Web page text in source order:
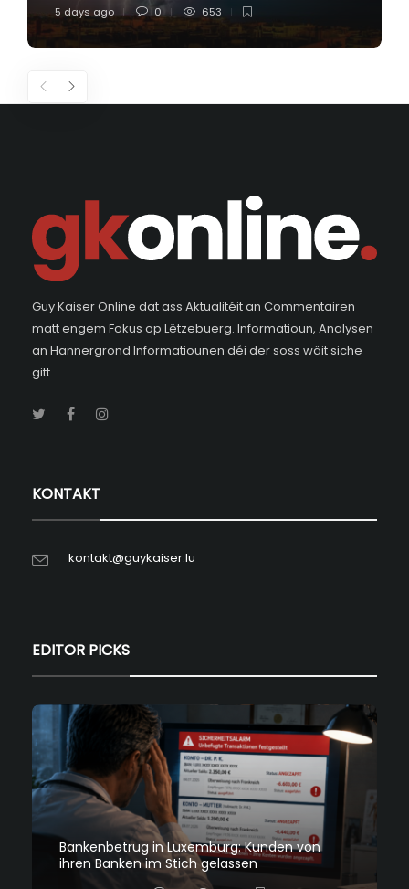
5 days ago 0 653
Guy Kaiser Online dat ass Aktualitéit an Commentairen
matt engem Fokus op Lëtzebuerg. Informatioun, Analysen
an Hannergrond Informatiounen déi der soss wäit siche
gitt.
KONTAKT
kontakt@guykaiser.lu
EDITOR PICKS
Bankenbetrug in Luxemburg: Kunden von
ihren Banken im Stich gelassen